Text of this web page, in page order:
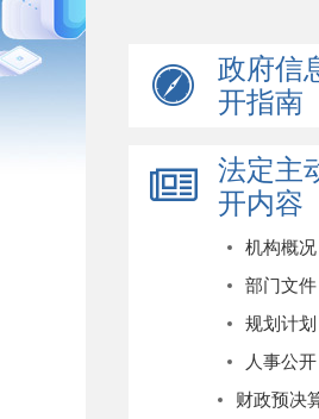
政府信
开指南
法定主
开内容
机构概况
部门文件
规划计划
人事公开
财政预决